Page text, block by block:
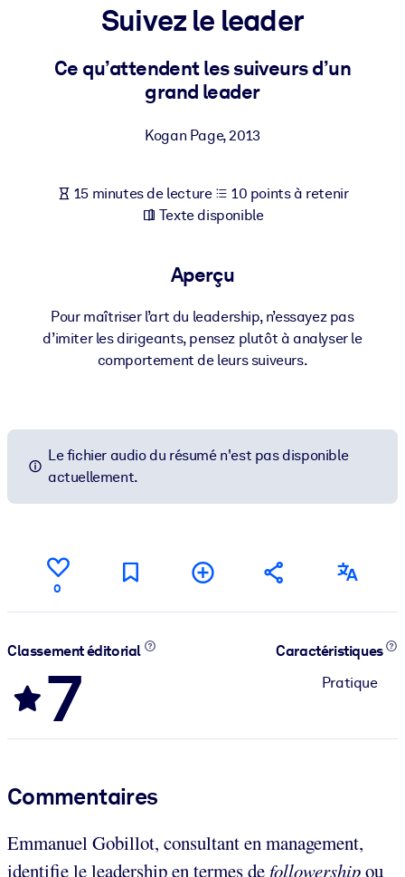
PAR SYSTÈME
Pour LMS/LXP
LMS/LXP pour de meilleurs résultats d'apprentissage.
Enrichissez votre bibliothèque d'entreprise avec des
commerciales fiables et prêtes à l'emploi.
Alimentez vos systèmes d'IA avec des connaissances fiables et
Suivez le leader
Ce qu’attendent les suiveurs d’un
grand leader
Kogan Page,2013
15 minutes de lecture
10 points à retenir
Texte disponible
Aperçu
Pour maîtriser l’art du leadership, n’essayez pas
d’imiter les dirigeants, pensez plutôt à analyser le
comportement de leurs suiveurs.
Le fichier audio du résumé n'est pas disponible
actuellement.
0
Classement éditorial
7
Caractéristiques
Pratique
Commentaires
Emmanuel Gobillot, consultant en management,
identifie le leadership en termes defollowershipou